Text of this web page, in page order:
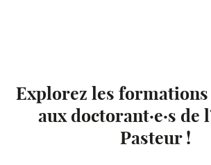
Explorez les formations
aux doctorant·e·s de
Pasteur !